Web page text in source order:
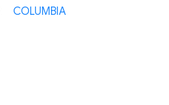
COLUMBIA